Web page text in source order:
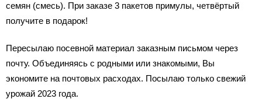
семян (смесь). При заказе 3 пакетов примулы, четвёртый
получите в подарок!
Пересылаю посевной материал заказным письмом через
почту. Объединяясь с родными или знакомыми, Вы
экономите на почтовых расходах. Посылаю только свежий
урожай 2023 года.